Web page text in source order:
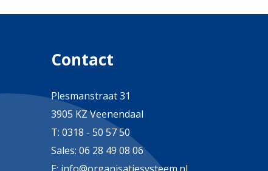
Contact
Plesmanstraat 31
3905 KZ Veenendaal
T: 0318 - 50 57 50
Sales: 06 28 49 08 06